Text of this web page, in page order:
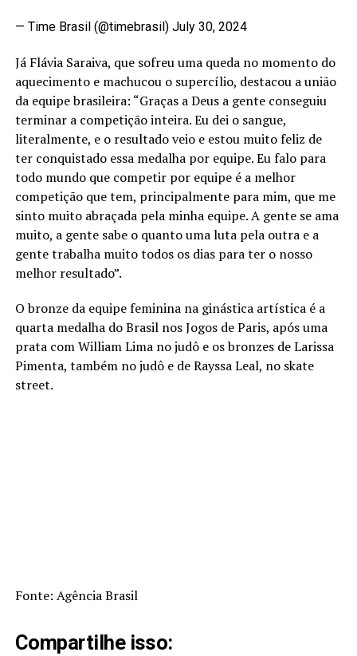
— Time Brasil (@timebrasil) July 30, 2024
Já Flávia Saraiva, que sofreu uma queda no momento do
aquecimento e machucou o supercílio, destacou a união
da equipe brasileira: “Graças a Deus a gente conseguiu
terminar a competição inteira. Eu dei o sangue,
literalmente, e o resultado veio e estou muito feliz de
ter conquistado essa medalha por equipe. Eu falo para
todo mundo que competir por equipe é a melhor
competição que tem, principalmente para mim, que me
sinto muito abraçada pela minha equipe. A gente se ama
muito, a gente sabe o quanto uma luta pela outra e a
gente trabalha muito todos os dias para ter o nosso
melhor resultado”.
O bronze da equipe feminina na ginástica artística é a
quarta medalha do Brasil nos Jogos de Paris, após uma
prata com William Lima no judô e os bronzes de Larissa
Pimenta, também no judô e de Rayssa Leal, no skate
street.
Fonte: Agência Brasil
Compartilhe isso: